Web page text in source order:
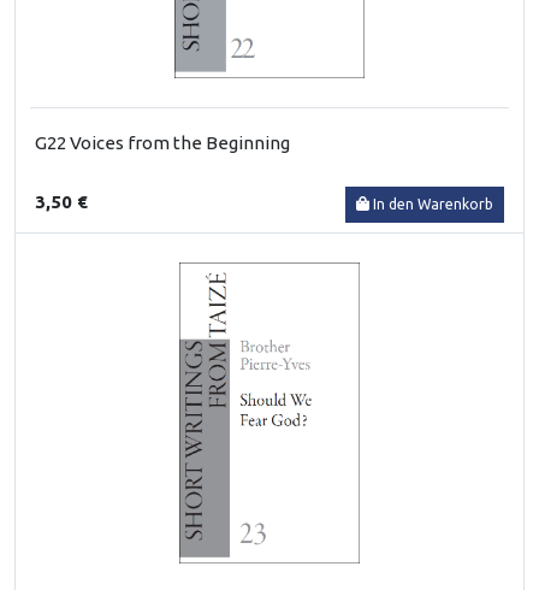
G22 Voices from the Beginning
3,50 € In den Warenkorb